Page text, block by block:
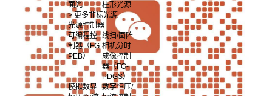
面光
柱形光源
> 更多非标光源
光源控制器
可编程控
制器（FG-
PEB）
线扫/面阵
相机分时
成像控制
器（FG-
PDGS）
模拟数显 数字恒压/